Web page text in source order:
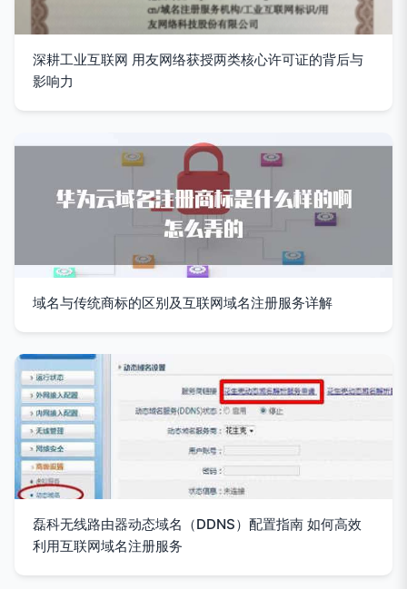
深耕工业互联网 用友网络获授两类核心许可证的背后与
影响力
域名与传统商标的区别及互联网域名注册服务详解
磊科无线路由器动态域名（DDNS）配置指南 如何高效
利用互联网域名注册服务